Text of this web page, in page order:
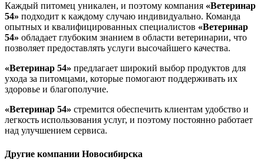
Каждый питомец уникален, и поэтому компания «Ветеринар
54» подходит к каждому случаю индивидуально. Команда
опытных и квалифицированных специалистов «Ветеринар
54» обладает глубоким знанием в области ветеринарии, что
позволяет предоставлять услуги высочайшего качества.
«Ветеринар 54» предлагает широкий выбор продуктов для
ухода за питомцами, которые помогают поддерживать их
здоровье и благополучие.
«Ветеринар 54» стремится обеспечить клиентам удобство и
легкость использования услуг, и поэтому постоянно работает
над улучшением сервиса.
Другие компании Новосибирска